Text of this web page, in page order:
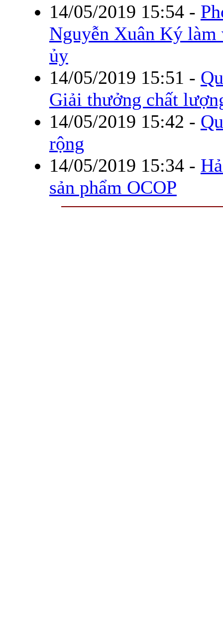
14/05/2019 15:54-
Nguyễn Xuân Ký
ủy
14/05/2019 15:51 -
Giải thưởng chất
14/05/2019 15:42 -
rộng
14/05/2019 15:34-
sản phẩm OCOP